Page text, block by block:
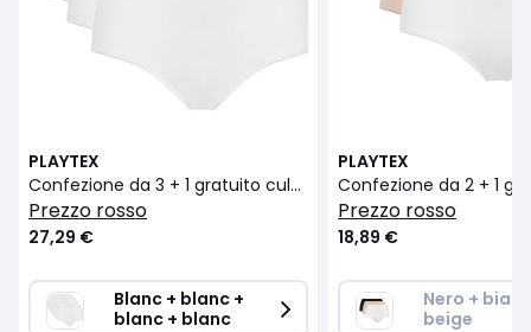
PLAYTEX
Confezione da 3 + 1 gratuito culotte maxi in cotone bio
prezzo rosso
27,29 €
Blanc + blanc +
blanc + blanc
PLAYTEX
prezzo rosso
18,89 €
Nero +
beige